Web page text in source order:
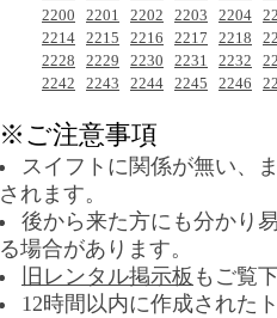
2200
2201 2202 2203 2204
2214 2215 2216 2217 2218
2228
2229 2230 2231 2232
2242
2243 2244 2245 2246
※ご注意事項
スイフトに関係が無い、
されます。
後から来た方にも分かり
る場合があります。
旧レンタル掲示板 もご覧
12時間以内に作成された